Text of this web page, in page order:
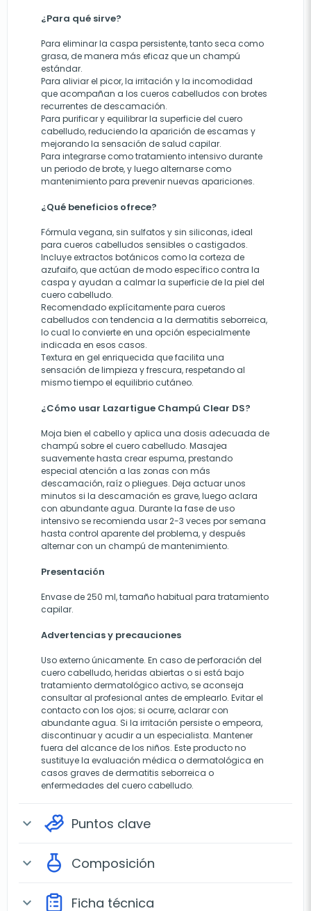
¿Para qué sirve?
Para eliminar la caspa persistente, tanto seca como
grasa, de manera más eficaz que un champú
estándar.
Para aliviar el picor, la irritación y la incomodidad
que acompañan a los cueros cabelludos con brotes
recurrentes de descamación.
Para purificar y equilibrar la superficie del cuero
cabelludo, reduciendo la aparición de escamas y
mejorando la sensación de salud capilar.
Para integrarse como tratamiento intensivo durante
un periodo de brote, y luego alternarse como
mantenimiento para prevenir nuevas apariciones.
¿Qué beneficios ofrece?
Fórmula vegana, sin sulfatos y sin siliconas, ideal
para cueros cabelludos sensibles o castigados.
Incluye extractos botánicos como la corteza de
azufaifo, que actúan de modo específico contra la
caspa y ayudan a calmar la superficie de la piel del
cuero cabelludo.
Recomendado explícitamente para cueros
cabelludos con tendencia a la dermatitis seborreica,
lo cual lo convierte en una opción especialmente
indicada en esos casos.
Textura en gel enriquecida que facilita una
sensación de limpieza y frescura, respetando al
mismo tiempo el equilibrio cutáneo.
¿Cómo usar Lazartigue Champú Clear DS?
Moja bien el cabello y aplica una dosis adecuada de
champú sobre el cuero cabelludo. Masajea
suavemente hasta crear espuma, prestando
especial atención a las zonas con más
descamación, raíz o pliegues. Deja actuar unos
minutos si la descamación es grave, luego aclara
con abundante agua. Durante la fase de uso
intensivo se recomienda usar 2-3 veces por semana
hasta control aparente del problema, y después
alternar con un champú de mantenimiento.
Presentación
Envase de 250 ml, tamaño habitual para tratamiento
capilar.
Advertencias y precauciones
Uso externo únicamente. En caso de perforación del
cuero cabelludo, heridas abiertas o si está bajo
tratamiento dermatológico activo, se aconseja
consultar al profesional antes de emplearlo. Evitar el
contacto con los ojos; si ocurre, aclarar con
abundante agua. Si la irritación persiste o empeora,
discontinuar y acudir a un especialista. Mantener
fuera del alcance de los niños. Este producto no
sustituye la evaluación médica o dermatológica en
casos graves de dermatitis seborreica o
enfermedades del cuero cabelludo.
expand_more Puntos clave
expand_more Composición
expand_more Ficha técnica